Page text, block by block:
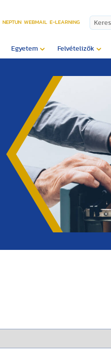
NEPTUN WEBMAIL E-LEARNING
Egyetem Felvételizők